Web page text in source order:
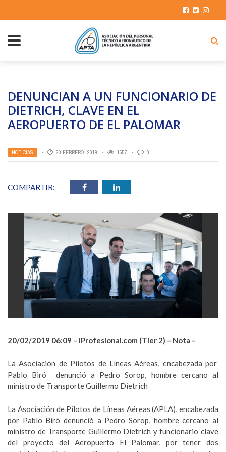
DENUNCIAN A UN FUNCIONARIO DE
DIETRICH, CLAVE EN EL
AEROPUERTO DE EL PALOMAR
NOTICIAS 20 FEBRERO, 2019 1557 0
COMPARTIR:
20/02/2019 06:09 – iProfesional.com (Tier 2) – Nota –
La Asociación de Pilotos de Líneas Aéreas, encabezada por
Pablo Biró denunció a Pedro Sorop, hombre cercano al
ministro de Transporte Guillermo Dietrich
La Asociación de Pilotos de Líneas Aéreas (APLA), encabezada
por Pablo Biró denunció a Pedro Sorop, hombre cercano al
ministro de Transporte Guillermo Dietrich y funcionario clave
del proyecto del Aeropuerto El Palomar, por tener dos